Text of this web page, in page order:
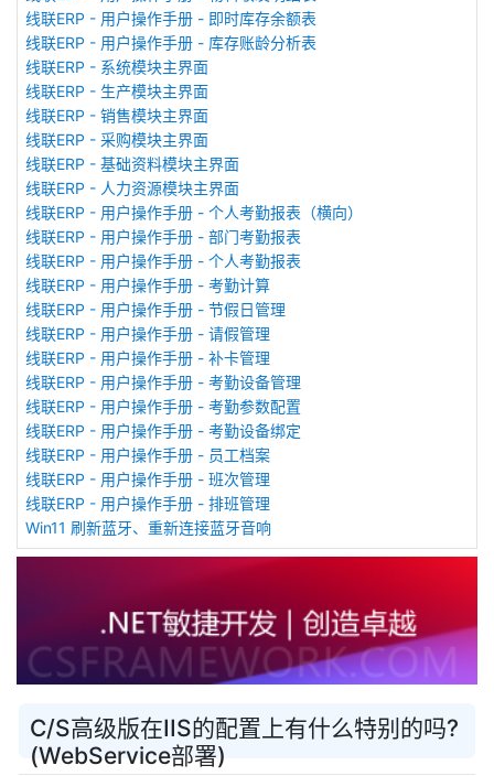
线联ERP - 用户操作手册 - 即时库存余额表
线联ERP - 用户操作手册 - 库存账龄分析表
线联ERP - 系统模块主界面
线联ERP - 生产模块主界面
线联ERP - 销售模块主界面
线联ERP - 采购模块主界面
线联ERP - 基础资料模块主界面
线联ERP - 人力资源模块主界面
线联ERP - 用户操作手册 - 个人考勤报表（横向）
线联ERP - 用户操作手册 - 部门考勤报表
线联ERP - 用户操作手册 - 个人考勤报表
线联ERP - 用户操作手册 - 考勤计算
线联ERP - 用户操作手册 - 节假日管理
线联ERP - 用户操作手册 - 请假管理
线联ERP - 用户操作手册 - 补卡管理
线联ERP - 用户操作手册 - 考勤设备管理
线联ERP - 用户操作手册 - 考勤参数配置
线联ERP - 用户操作手册 - 考勤设备绑定
线联ERP - 用户操作手册 - 员工档案
线联ERP - 用户操作手册 - 班次管理
线联ERP - 用户操作手册 - 排班管理
Win11 刷新蓝牙、重新连接蓝牙音响
C/S高级版在IIS的配置上有什么特别的吗?
(WebService部署)